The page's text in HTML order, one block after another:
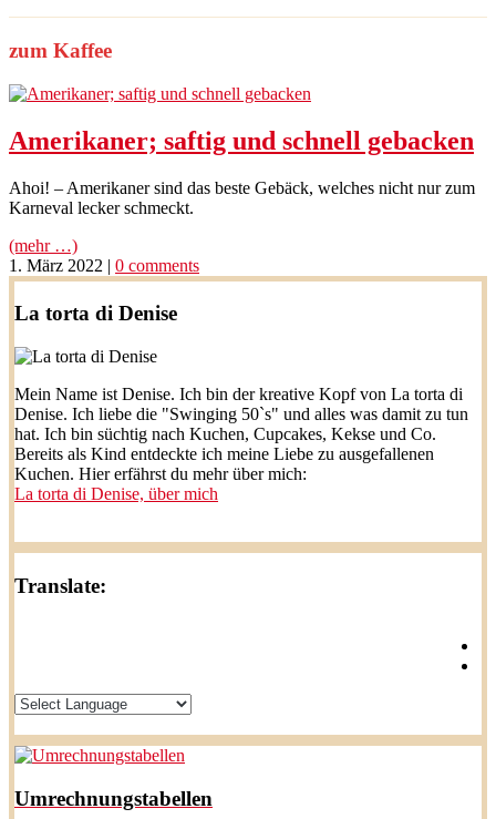
zum Kaffee
Amerikaner; saftig und schnell gebacken
Ahoi! – Amerikaner sind das beste Gebäck, welches nicht nur zum
Karneval lecker schmeckt.
(mehr …)
1. März 2022 | 0 comments
La torta di Denise
Mein Name ist Denise. Ich bin der kreative Kopf von La torta di
Denise. Ich liebe die "Swinging 50`s" und alles was damit zu tun
hat. Ich bin süchtig nach Kuchen, Cupcakes, Kekse und Co.
Bereits als Kind entdeckte ich meine Liebe zu ausgefallenen
Kuchen. Hier erfährst du mehr über mich:
La torta di Denise, über mich
Translate:
Umrechnungstabellen